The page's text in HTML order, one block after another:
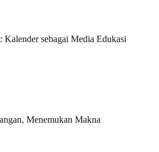
Kalender sebagai Media Edukasi
Menemukan Makna